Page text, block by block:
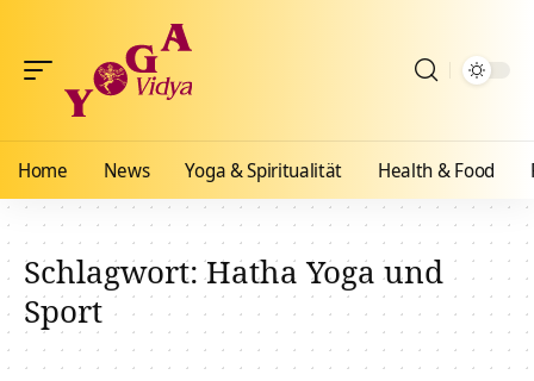
Home News Yoga & Spiritualität Health & Food
Schlagwort:Hatha Yoga und
Sport